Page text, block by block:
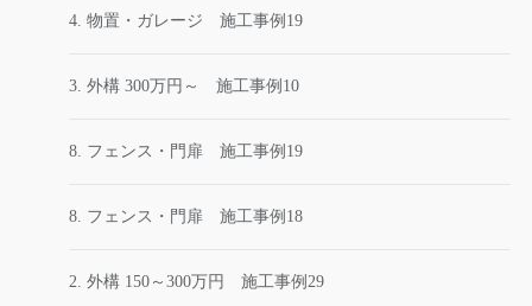
4. 物置・ガレージ 施工事例19
3. 外構 300万円～ 施工事例10
8. フェンス・門扉 施工事例19
8. フェンス・門扉 施工事例18
2. 外構 150～300万円 施工事例29